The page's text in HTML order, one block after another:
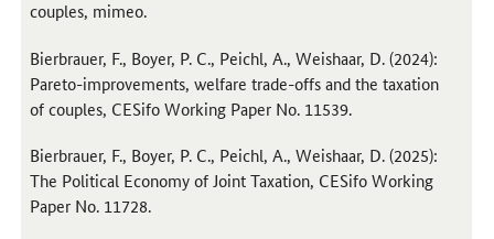
couples, mimeo.
Bierbrauer, F., Boyer, P. C., Peichl, A., Weishaar, D. (2024):
Pareto-improvements, welfare trade-offs and the taxation
of couples, CESifoWorking Paper No. 11539.
Bierbrauer, F., Boyer, P. C., Peichl, A., Weishaar, D. (2025):
The Political Economy of Joint Taxation, CESifo Working
Paper No. 11728.